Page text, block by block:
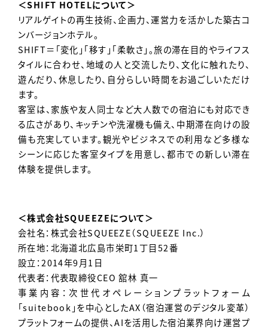
＜SHIFT HOTELについて＞
リアルゲイトの再生技術、企画力、運営力を活かした築古コ
ンバージョンホテル。
SHIFT＝「変化」「移す」「柔軟さ」。旅の滞在目的やライフス
タイルに合わせ、地域の人と交流したり、文化に触れたり、
遊んだり、休息したり、自分らしい時間をお過ごしいただけ
ます。
客室は、家族や友人同士など大人数での宿泊にも対応でき
る広さがあり、キッチンや洗濯機も備え、中期滞在向けの設
備も充実しています。観光やビジネスでの利用など多様な
シーンに応じた客室タイプを用意し、都市での新しい滞在
体験を提供します。
＜株式会社SQUEEZEについて＞
会社名：株式会社SQUEEZE（SQUEEZE Inc.）
所在地：北海道北広島市栄町1丁目52番
設立：2014年9月1日
代表者：代表取締役CEO 舘林 真一
事業内容：次世代オペレーションプラットフォーム
「suitebook」を中心としたAX（宿泊運営のデジタル変革）
プラットフォームの提供、AIを活用した宿泊業界向け運営プ